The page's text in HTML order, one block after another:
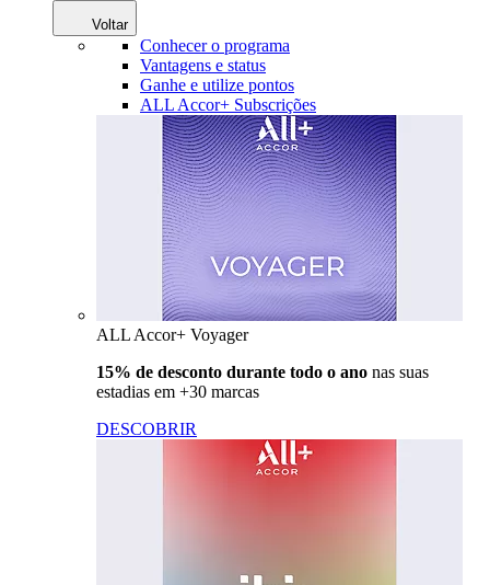
Voltar
Conhecer o programa
Vantagens e status
Ganhe e utilize pontos
ALL Accor+ Subscrições
ALL Accor+ Voyager
15% de desconto durante todo o ano nas suas
estadias em +30 marcas
DESCOBRIR